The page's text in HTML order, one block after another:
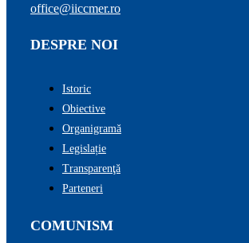
office@iiccmer.ro
DESPRE NOI
Istoric
Obiective
Organigramă
Legislație
Transparenţă
Parteneri
COMUNISM